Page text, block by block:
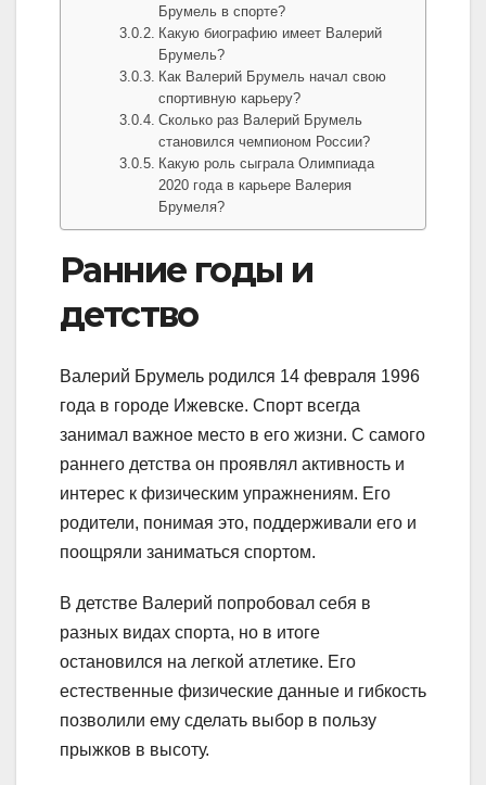
Брумель в спорте?
Какую биографию имеет Валерий
Брумель?
Как Валерий Брумель начал свою
спортивную карьеру?
Сколько раз Валерий Брумель
становился чемпионом России?
Какую роль сыграла Олимпиада
2020 года в карьере Валерия
Брумеля?
Ранние годы и
детство
Валерий Брумель родился 14 февраля 1996
года в городе Ижевске. Спорт всегда
занимал важное место в его жизни. С самого
раннего детства он проявлял активность и
интерес к физическим упражнениям. Его
родители, понимая это, поддерживали его и
поощряли заниматься спортом.
В детстве Валерий попробовал себя в
разных видах спорта, но в итоге
остановился на легкой атлетике. Его
естественные физические данные и гибкость
позволили ему сделать выбор в пользу
прыжков в высоту.